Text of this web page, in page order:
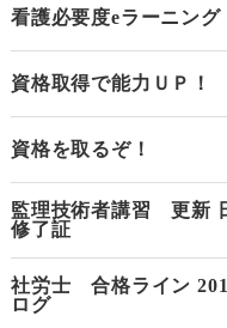
看護必要度eラーニング
資格取得で能力ＵＰ！
資格を取るぞ！
監理技術者講習 更新
修了証
社労士 合格ライン
ログ